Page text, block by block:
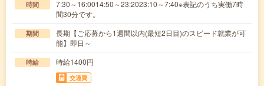
時間
7:30～16:0014:50～23:2023:10～7:40※表記のうち実働7時
間30分です。
期間
長期【ご応募から1週間以内(最短2日目)のスピード就業が可
能】即日～
時給 時給1400円
交通費